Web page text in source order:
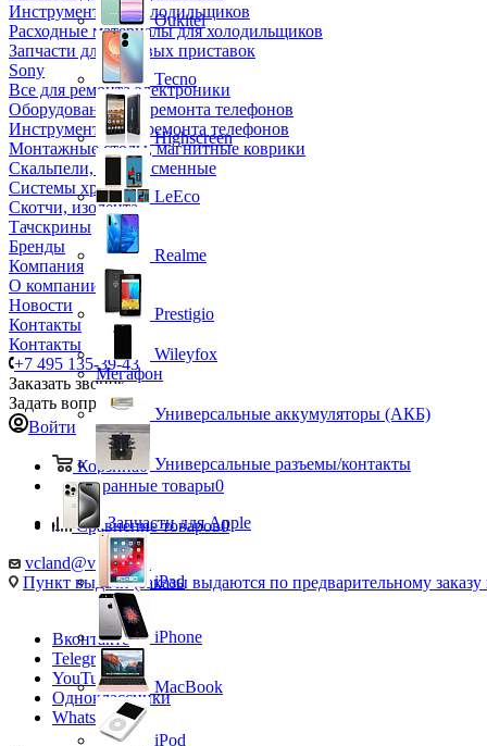
Инструмент для холодильщиков
Расходные материалы для холодильщиков
Запчасти для игровых приставок
Sony
Все для ремонта электроники
Оборудование для ремонта телефонов
Инструменты для ремонта телефонов
Монтажные столы, магнитные коврики
Скальпели, лезвия сменные
Системы хранения
Скотчи, изолента
Тачскрины
Бренды
Компания
О компании
Новости
Контакты
Контакты
+7 495 135-39-43
Заказать звонок
Задать вопрос
Войти
Корзина0
Избранные товары0
Сравнение товаров0
vcland@vcland.ru
Пункт выдачи (заказы выдаются по предварительному заказу
Вконтакте
Telegram
YouTube
Одноклассники
WhatsApp
Oukitel
Tecno
Highscreen
LeEco
Realme
Prestigio
Wileyfox
Мегафон
Универсальные аккумуляторы (АКБ)
Универсальные разъемы/контакты
Запчасти для Apple
iPad
iPhone
MacBook
iPod